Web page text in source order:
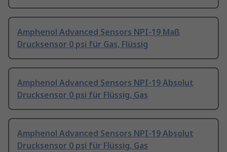
Amphenol Advanced Sensors NPI-19 Maß
Drucksensor 0 psi für Gas, Flüssig
Amphenol Advanced Sensors NPI-19 Absolut
Drucksensor 0 psi für Flüssig, Gas
Amphenol Advanced Sensors NPI-19 Absolut
Drucksensor 0 psi für Flüssig, Gas